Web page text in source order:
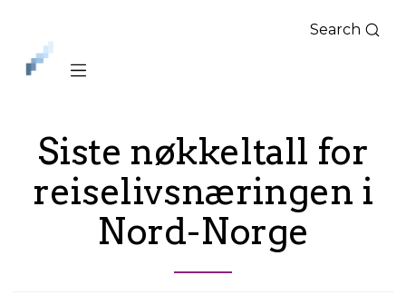
iLag
Nord
Norge
Search
Siste nøkkeltall for
reiselivsnæringen i
Nord-Norge